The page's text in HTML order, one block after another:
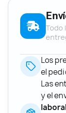
Todo
Los
el
Las
y el